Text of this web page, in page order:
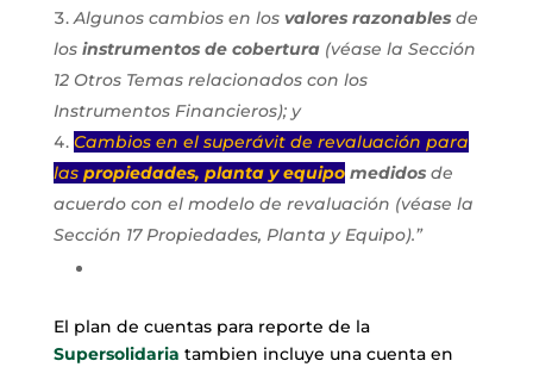
Algunos cambios en los valores razonables de
los instrumentos de cobertura (véase la Sección
12 Otros Temas relacionados con los
Instrumentos Financieros); y
Cambios en el superávit de revaluación para
las propiedades, planta y equipomedidos de
acuerdo con el modelo de revaluación (véase la
Sección 17 Propiedades, Planta y Equipo).”
El plan de cuentas para reporte de la
Supersolidaria tambien incluye una cuenta en